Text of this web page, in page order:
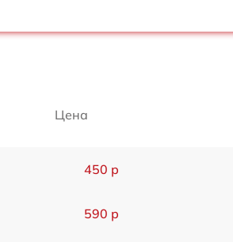
Цена
450 р
590 р